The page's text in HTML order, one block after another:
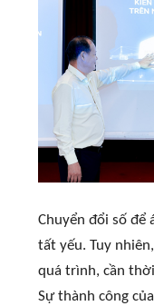
Chuyển đổi số để
tất yếu. Tuy
quá trình, cần
Sự thành công